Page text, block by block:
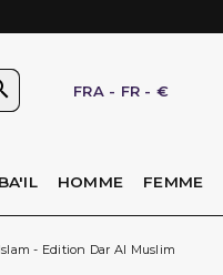
FRA - FR - €
HOMME FEMME
- Edition Dar Al Muslim